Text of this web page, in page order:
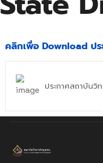
คลิกเพื่อ Download ปร
ประกาศสถาบันวิ